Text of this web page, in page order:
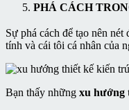
PHÁ CÁCH
Sự phá cách để tạo nên nét
tính và cái tôi cá nhân của
Bạn thấy những xu hướng